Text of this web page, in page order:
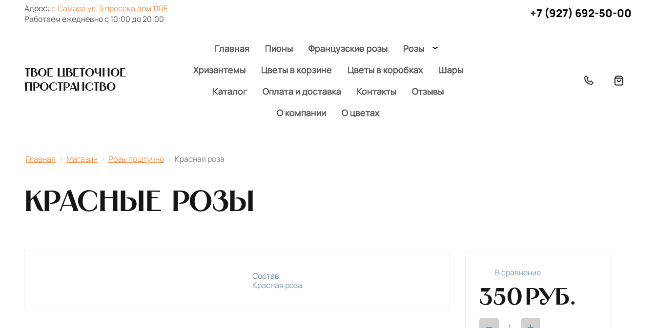
Адрес: г. Самара ул. 5 просека дом 110Е
Работаем ежедневно с 10:00 до 20:00
+7 (927) 692-50-00
Твое цветочное
пространство
Главная Пионы Французские розы
Розы
Хризантемы
Цветы в корзине Цветы в коробках
Шары
Каталог
Оплата и доставка Контакты
Отзывы
О компании
О цветах
Главная › Магазин › Розы поштучно › Красная роза
Красные розы
Состав
Красная роза
В сравнениe
350руб.